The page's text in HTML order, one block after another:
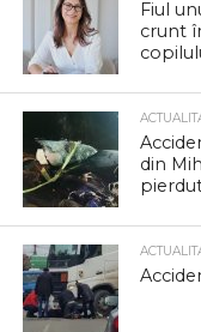
Fiul
crunt
din